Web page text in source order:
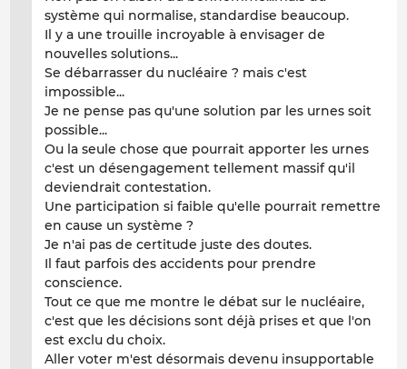
système qui normalise, standardise beaucoup.
Il y a une trouille incroyable à envisager de
nouvelles solutions...
Se débarrasser du nucléaire ? mais c'est
impossible...
Je ne pense pas qu'une solution par les urnes soit
possible...
Ou la seule chose que pourrait apporter les urnes
c'est un désengagement tellement massif qu'il
deviendrait contestation.
Une participation si faible qu'elle pourrait remettre
en cause un système ?
Je n'ai pas de certitude juste des doutes.
Il faut parfois des accidents pour prendre
conscience.
Tout ce que me montre le débat sur le nucléaire,
c'est que les décisions sont déjà prises et que l'on
est exclu du choix.
Aller voter m'est désormais devenu insupportable